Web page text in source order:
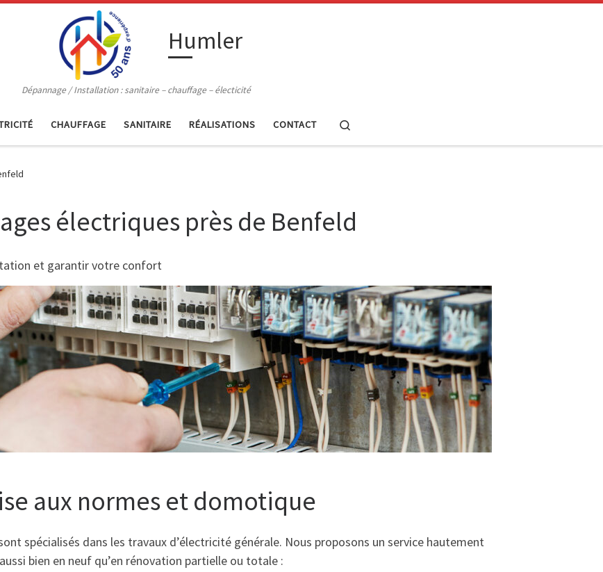
Humler
Dépannage / Installation : sanitaire – chauffage – électicité
CHAUFFAGE SANITAIRE RÉALISATIONS CONTACT
électriques près de Benfeld
et garantir votre confort
aux normes et domotique
spécialisés dans les travaux d’électricité générale. Nous proposons un service hautement
bien en neuf qu’en rénovation partielle ou totale :